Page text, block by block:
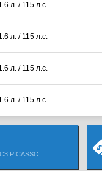
л. / 115 л.с.
л. / 115 л.с.
л. / 115 л.с.
л. / 115 л.с.
PICASSO